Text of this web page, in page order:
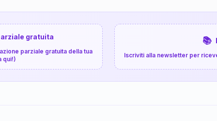
gratuita
parziale gratuita della tua
qui!)
📚
Iscriviti alla newsletter per